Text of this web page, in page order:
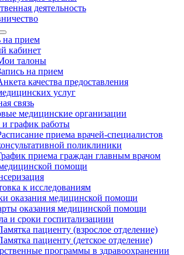
деятельность
на прием
кабинет
талоны
на прием
качества предоставления
услуг
связь
медицинские организации
график работы
приема врачей-специалистов
поликлиники
приема граждан главным врачом
помощи
к исследованиям
оказания медицинской помощи
оказания медицинской помощи
и сроки госпитализациии
пациенту (взрослое отделение)
пациенту (детское отделение)
программы в здравоохранении